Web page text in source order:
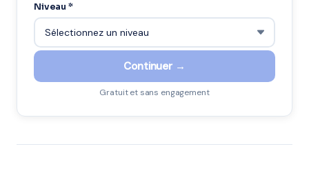
Niveau *
Continuer →
Gratuit et sans engagement